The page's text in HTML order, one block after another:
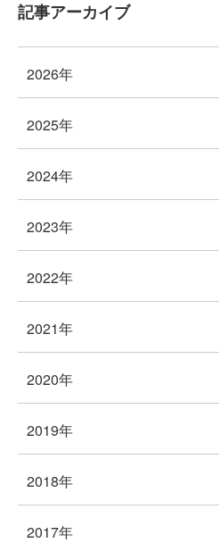
記事アーカイブ
2026年
2025年
2024年
2023年
2022年
2021年
2020年
2019年
2018年
2017年